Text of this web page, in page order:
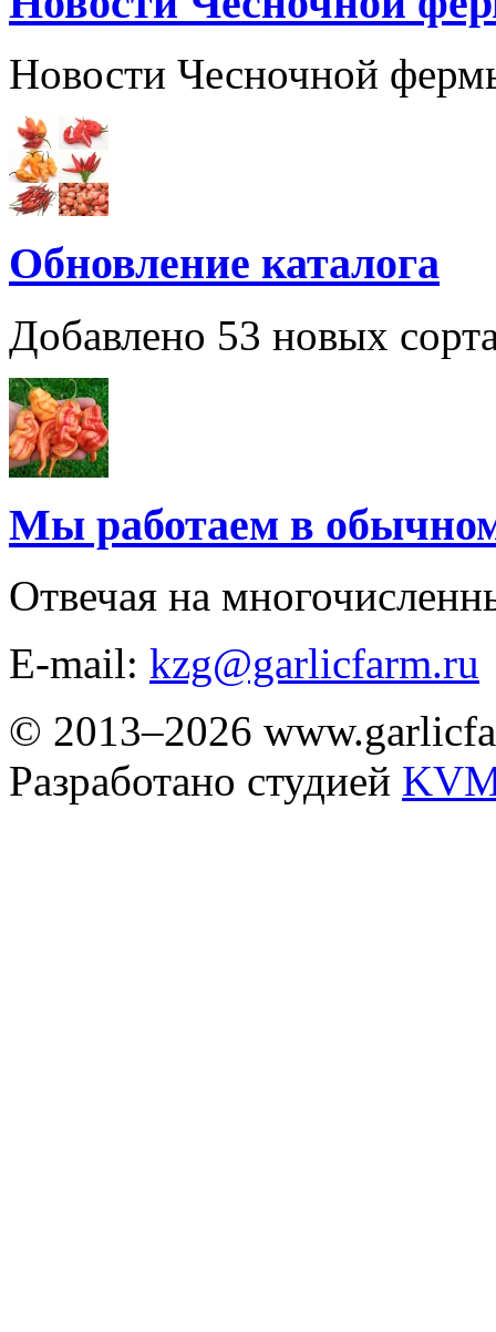
Новости Чесночной
Обновление каталога
Добавлено 53 новых
Мы работаем в
Отвечая на
E-mail: kzg@garlicfarm.ru
© 2013–2026
Разработано студией